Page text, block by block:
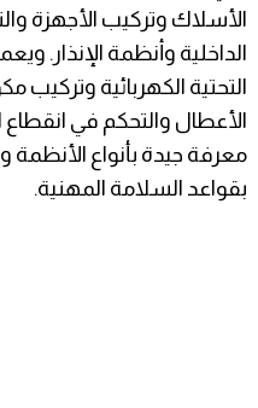
الأسلاك وتركيب الأجهزة
الداخلية وأنظمة الإنذار.
التحتية الكهربائية
الأعطال والتحكم في انقطاع
معرفة جيدة بأنواع الأنظمة
بقواعد السلامة المهنية.